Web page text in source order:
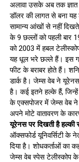
अलावा उसके अब तक
डॉलर की लागत से बना
सामान्य आंखों से नहीं
के 9 छल्लों को पहली बार
को 2003 में हबल
यह धूल भरे छल्ले हैं। इस
फीट के बराबर होते हैं।
डार्क है। जेम्स वेब ने
है। कई इतने हल्के हैं, जिन्हें
के एक्सपोजर में जेम्स वेब
अपने मोटे वातावरण के
यूरेनस पर दिखती है
ऑक्सफोर्ड यूनिवर्सिटी के
दिया है। शोधकर्ताओं का
जेम्स वेब स्पेस टेलीस्कोप